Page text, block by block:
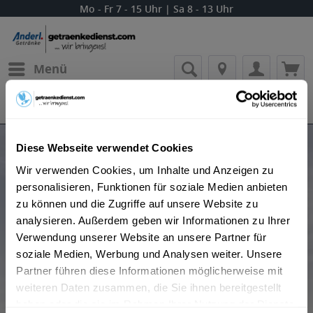
Diese Webseite verwendet Cookies
Wir verwenden Cookies, um Inhalte und Anzeigen zu
personalisieren, Funktionen für soziale Medien anbieten
zu können und die Zugriffe auf unsere Website zu
analysieren. Außerdem geben wir Informationen zu Ihrer
Verwendung unserer Website an unsere Partner für
soziale Medien, Werbung und Analysen weiter. Unsere
Partner führen diese Informationen möglicherweise mit
weiteren Daten zusammen, die Sie ihnen bereitgestellt
Mo - Fr 7 - 15 Uhr | Sa 8 - 13 Uhr
Menü
Bestellung widerrufen
Datenschutzerklärung
Produkte von No3 London Dry Gin
Beliebtheit